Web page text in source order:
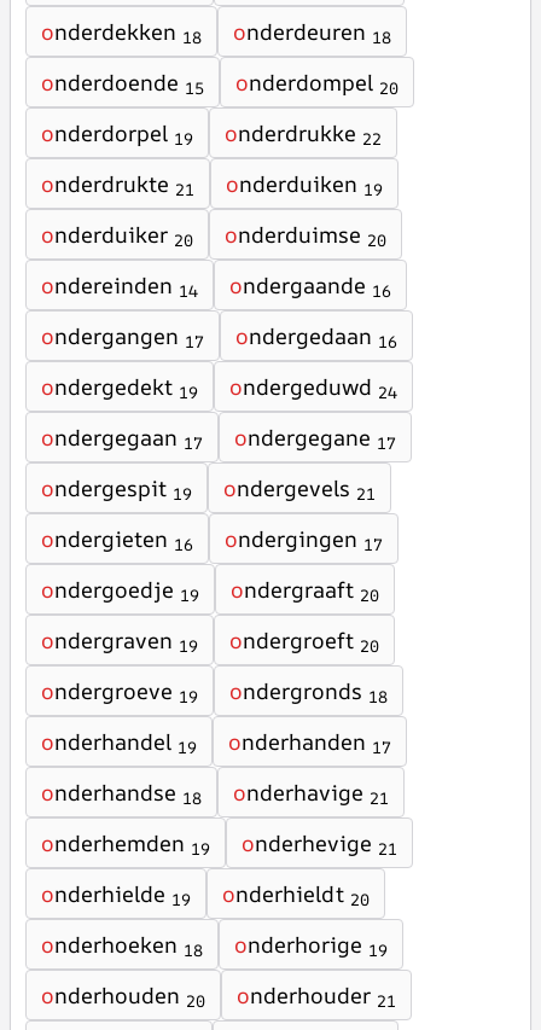
onderdekken 18 onderdeuren 18
onderdoende 15 onderdompel 20
onderdorpel 19 onderdrukke 22
onderdrukte 21 onderduiken 19
onderduiker 20 onderduimse 20
ondereinden 14 ondergaande 16
ondergangen 17 ondergedaan 16
ondergedekt 19 ondergeduwd 24
ondergegaan 17 ondergegane 17
ondergespit 19 ondergevels 21
ondergieten 16 ondergingen 17
ondergoedje 19 ondergraaft 20
ondergraven 19 ondergroeft 20
ondergroeve 19 ondergronds 18
onderhandel 19 onderhanden 17
onderhandse 18 onderhavige 21
onderhemden 19 onderhevige 21
onderhielde 19 onderhieldt 20
onderhoeken 18 onderhorige 19
onderhouden 20 onderhouder 21